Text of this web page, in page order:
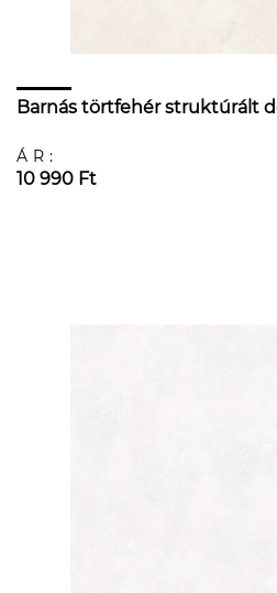
Barnás törtfehér struktúrált
ÁR:
10 990 Ft